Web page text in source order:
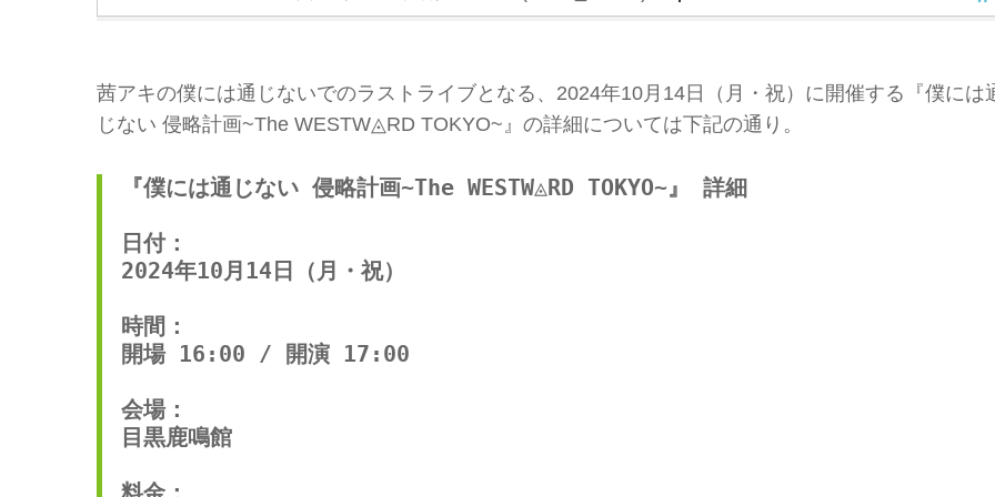
茜アキの僕には通じないでのラストライブとなる、2024年10月14日（月・祝）に開催する『僕には
じない 侵略計画~The WESTW◬RD TOKYO~』の詳細については下記の通り。
『僕には通じない 侵略計画~The WESTW◬RD TOKYO~』 詳細
日付：
2024年10月14日（月・祝）
時間：
開場 16:00 / 開演 17:00
会場：
目黒鹿鳴館